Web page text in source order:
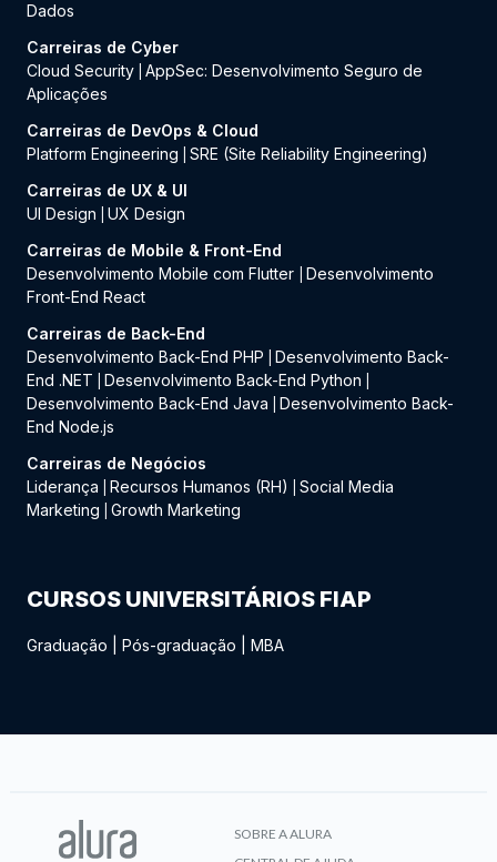
Dados
Carreiras de Cyber
Cloud Security AppSec: Desenvolvimento Seguro de
Aplicações
Carreiras de DevOps & Cloud
Platform Engineering
SRE (Site Reliability Engineering)
Carreiras de UX & UI
UI Design
UX Design
Carreiras de Mobile & Front-End
Desenvolvimento Mobile com Flutter
Desenvolvimento
Front-End React
Carreiras de Back-End
Desenvolvimento Back-End PHP
Desenvolvimento Back-
End .NET
Desenvolvimento Back-End Python
Desenvolvimento Back-End Java
Desenvolvimento Back-
End Node.js
Carreiras de Negócios
Liderança
Recursos Humanos (RH)
Social Media
Marketing
Growth Marketing
CURSOS UNIVERSITÁRIOS FIAP
Graduação Pós-graduação MBA
SOBRE A ALURA